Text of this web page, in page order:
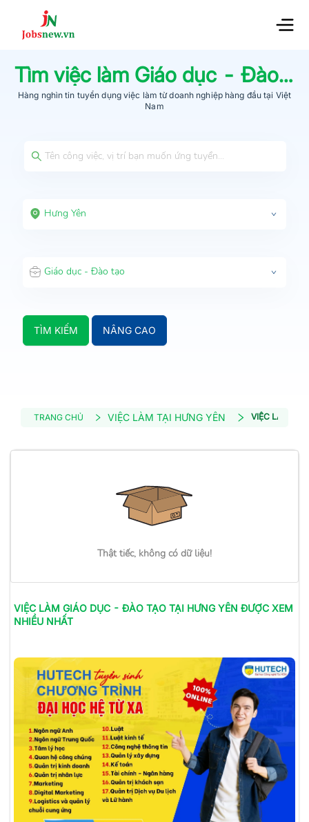
Tìm việc làm Giáo dục - Đào tạo
Hàng nghìn tin tuyển dụng việc làm từdoanh nghiệp hàng đầu tại Việt
Nam
Hưng Yên
Giáo dục - Đào tạo
TÌM KIẾM NÂNG CAO
TRANG CHỦ VIỆC LÀM TẠI HƯNG YÊN VIỆC LÀM
Thật tiếc, không có dữ liệu!
VIỆC LÀM GIÁO DỤC - ĐÀO TẠO TẠI HƯNG YÊN ĐƯỢC XEM
NHIỀU NHẤT